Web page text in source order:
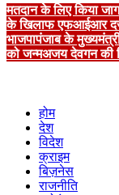
मतदान के लिए किया
के खिलाफ एफआईआर
भाजपापंजाब के
को जन्मअजय देवगन की
होम
देश
विदेश
क्राइम
बिज़नेस
राजनीति